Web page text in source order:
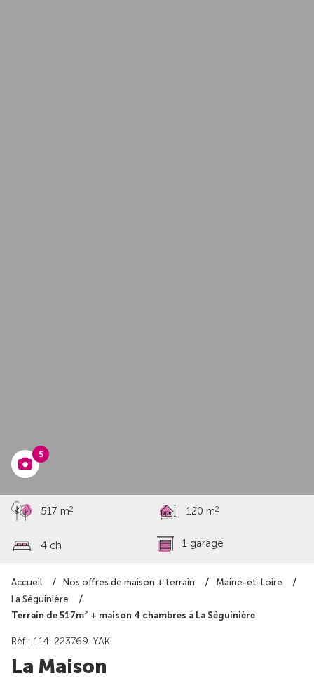
Accueil Nos offres de maison + terrain
Maine-et-Loire
La Séguinière
Terrain de 517m² + maison 4 chambres à La Séguinière
5
517 m2 120 m2
4 ch 1 garage
Rèf : 114-223769-YAK
La Maison